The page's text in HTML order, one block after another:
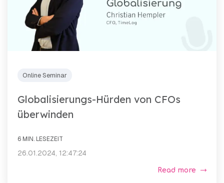
Online Seminar
Globalisierungs-Hürden von CFOs
überwinden
6 MIN. LESEZEIT
26.01.2024, 12:47:24
Read more